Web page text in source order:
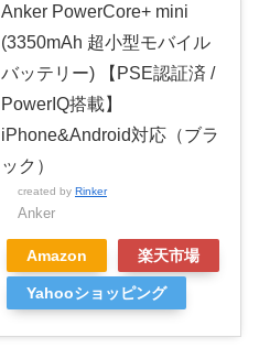
Anker PowerCore+ mini
(3350mAh 超小型モバイル
バッテリー) 【PSE認証済 /
PowerIQ搭載】
iPhone&Android対応（ブラ
ック）
created by Rinker
Anker
Amazon 楽天市場
Yahooショッピング